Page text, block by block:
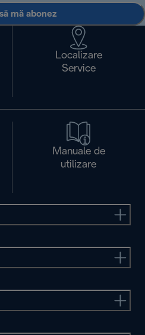
mă abonez
Localizare
Service
Manuale de
utilizare